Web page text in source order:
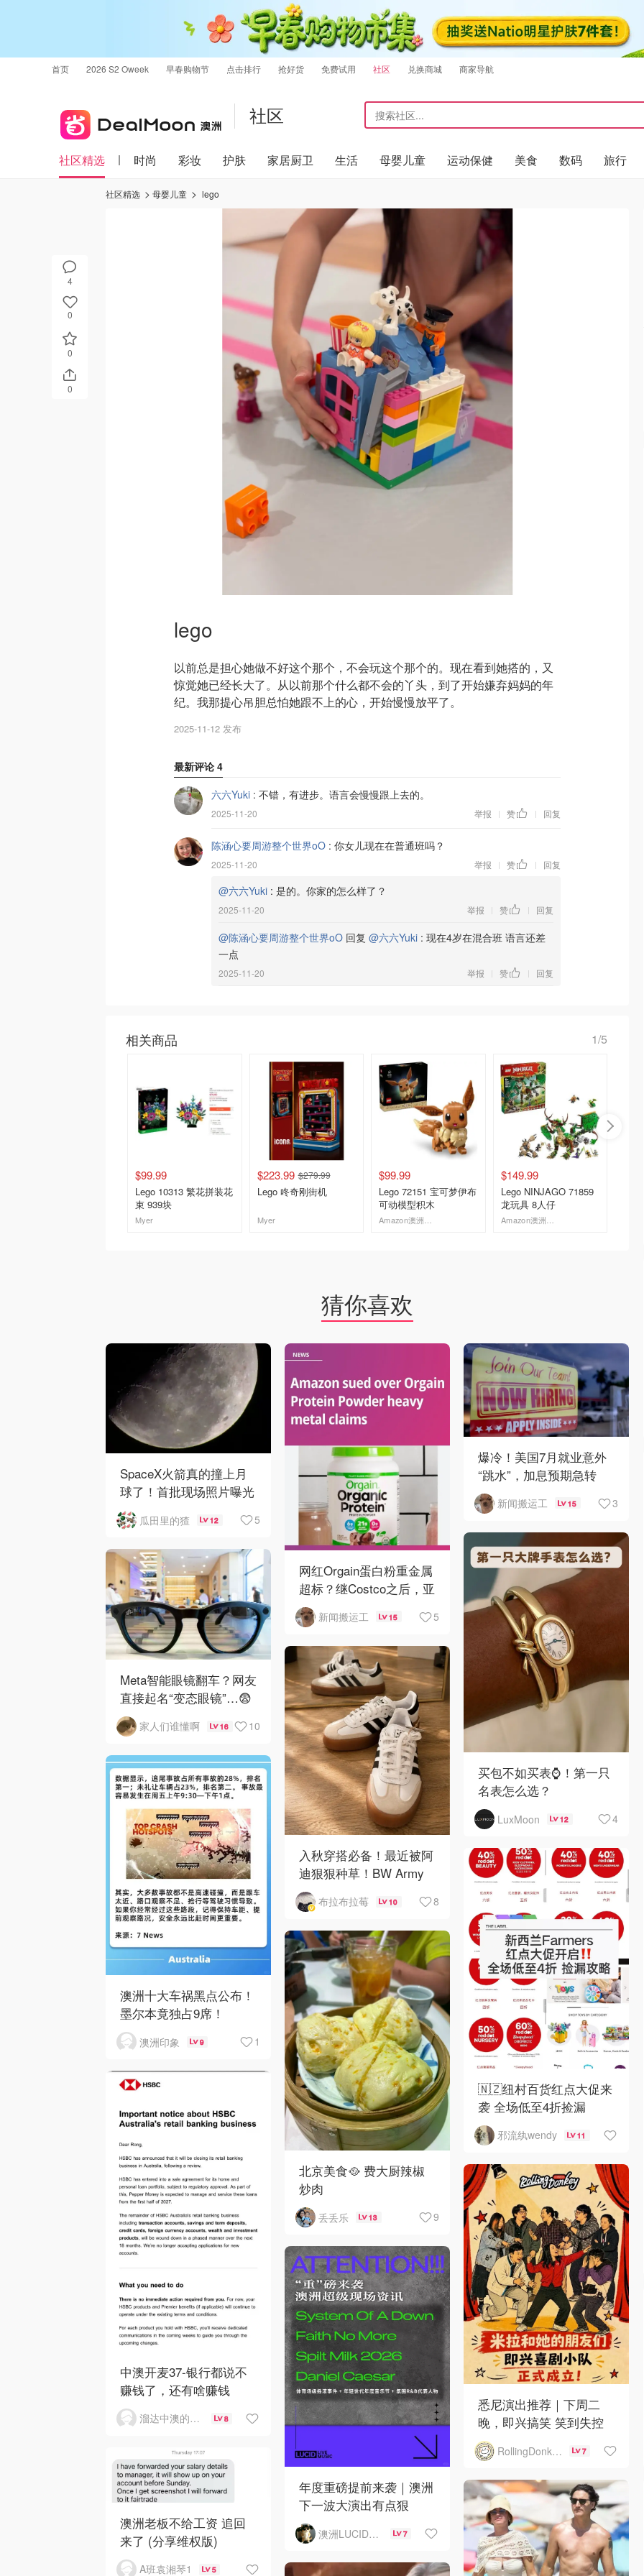
首页 2026 S2 Oweek 早春购物节 点击排行 抢好货 免费试用 社区 兑换商城 商家导航
社区
社区精选 时尚 彩妆 护肤 家居厨卫 生活 母婴儿童 运动保健 美食 数码 旅行
4
0
0
0
社区精选 母婴儿童 lego
lego
以前总是担心她做不好这个那个，不会玩这个那个的。现在看到她搭的，又
惊觉她已经长大了。从以前那个什么都不会的丫头，到了开始嫌弃妈妈的年
纪。我那提心吊胆总怕她跟不上的心，开始慢慢放平了。
2025-11-12 发布
最新评论 4
六六Yuki : 不错，有进步。语言会慢慢跟上去的。
2025-11-20 举报 | 赞 | 回复
陈涵心要周游整个世界oO : 你女儿现在在普通班吗？
2025-11-20 举报 | 赞 | 回复
@六六Yuki : 是的。你家的怎么样了？
2025-11-20 举报 | 赞 | 回复
@陈涵心要周游整个世界oO 回复 @六六Yuki : 现在4岁在混合班 语言还差
一点
2025-11-20 举报 | 赞 | 回复
相关商品 1/5
$99.99
Lego 10313 繁花拼装花
束 939块
Myer
$223.99 $279.99
Lego 咚奇刚街机
Myer
$99.99
Lego 72151 宝可梦伊布
可动模型积木
$149.99
Lego NINJAGO 71859
龙玩具 8人仔
猜你喜欢
SpaceX火箭真的撞上月
球了！首批现场照片曝光
瓜田里的猹 12 5
网红Orgain蛋白粉重金属
超标？继Costco之后，亚
马逊也被告了！
新闻搬运工 15 5
爆冷！美国7月就业意外
“跳水”，加息预期急转
弯！
新闻搬运工 15 3
买包不如买表⌚️！第一只
名表怎么选？
LuxMoon 12 4
Meta智能眼镜翻车？网友
直接起名“变态眼镜”…😨
家人们谁懂啊 16 10
入秋穿搭必备！最近被阿
迪狠狠种草！BW Army
和 Sambae 值得拥有！
布拉布拉莓 10 8
澳洲十大车祸黑点公布！
墨尔本竟独占9席！
澳洲印象 9 1
🇳🇿纽村百货红点大促来
袭 全场低至4折捡漏
邪流纨wendy 11
北京美食🥘 费大厨辣椒
炒肉
丢丢乐 13 9
中澳开麦37-银行都说不
赚钱了，还有啥赚钱
溜达中澳的王公子 8
悉尼演出推荐｜下周二
晚，即兴搞笑 笑到失控
RollingDonkey 7
年度重磅提前来袭｜澳洲
下一波大演出有点狠
澳洲LUCID音乐演出 7
澳洲老板不给工资 追回
来了 (分享维权版)
A班袁湘琴1 5